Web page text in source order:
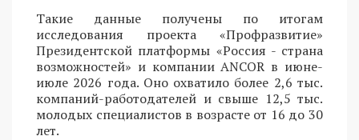
Такие данные получены по итогам
исследования проекта «Профразвитие»
Президентской платформы «Россия - страна
возможностей» и компании ANCOR в июне-
июле 2026 года. Оно охватило более 2,6 тыс.
компаний-работодателей и свыше 12,5 тыс.
молодых специалистов в возрасте от 16 до 30
лет.